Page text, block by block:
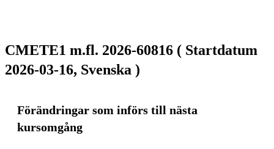
CMETE1 m.fl. 2026-60816 ( Startdatum
2026-03-16, Svenska )
Förändringar som införs till nästa
kursomgång